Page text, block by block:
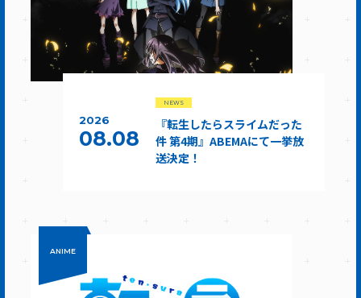
2026
08.08
NEWS
『転生したらスライムだった
件 第4期』ABEMAにて一挙放
送決定！
ANIME